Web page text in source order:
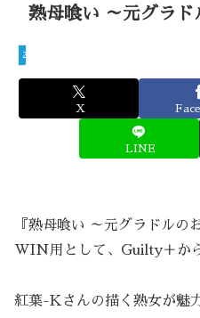
熟母喰い ～元グラド
2006
X
LINE
『熟母喰い ～元グラドルの
WIN用として、Guilty＋か
紅葉-Kさんの描く熟女が魅